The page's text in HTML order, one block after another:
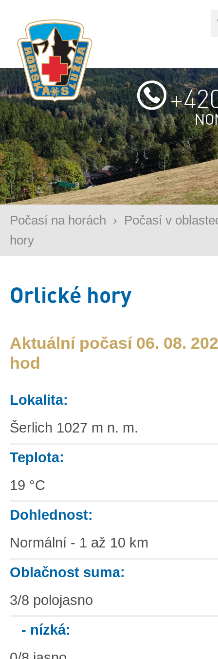
Počasí na horách › Počasí v
hory
Orlické hory
Aktuální počasí 06. 08.
hod
Lokalita:
Šerlich 1027 m n. m.
Teplota:
19 °C
Dohlednost:
Normální - 1 až 10 km
Oblačnost suma:
3/8 polojasno
- nízká: